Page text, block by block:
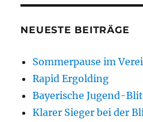
NEUESTE BEITRÄGE
Sommerpause im
Rapid Ergolding
Bayerische Jugend-
Klarer Sieger bei der